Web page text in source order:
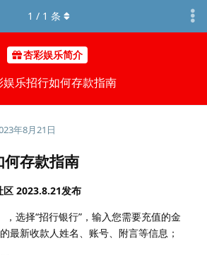
杏彩娱乐简介
娱乐招行如何存款指南
1 / 1 条
年8月21日
存款指南
区 2023.8.21发布
选择“招行银行”，输入您需要充值的金
最新收款人姓名、账号、附言等信息；